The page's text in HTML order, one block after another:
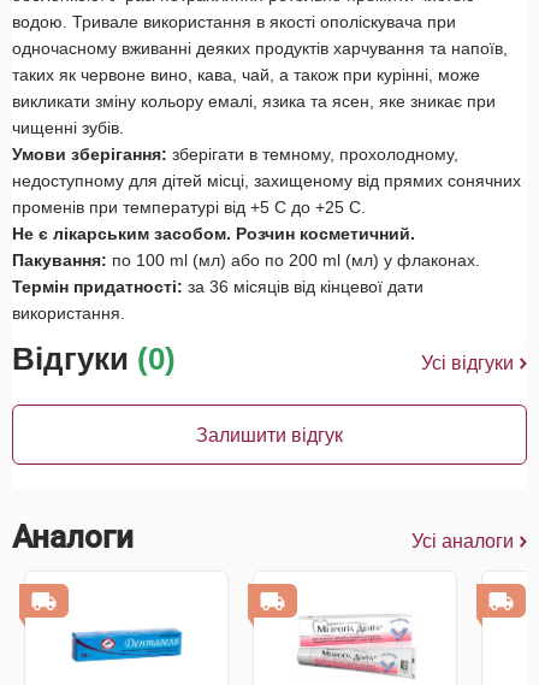
водою. Тривале використання в якості ополіскувача при
одночасному вживанні деяких продуктів харчування та напоїв,
таких як червоне вино, кава, чай, а також при курінні, може
викликати зміну кольору емалі, язика та ясен, яке зникає при
чищенні зубів.
Умови зберігання: зберігати в темному, прохолодному,
недоступному для дітей місці, захищеному від прямих сонячних
променів при температурі від +5 С до +25 С.
Не є лікарським засобом. Розчин косметичний.
Пакування: по 100 ml (мл) або по 200 ml (мл) у флаконах.
Термін придатності: за 36 місяців від кінцевої дати
використання.
Відгуки (0) Усі відгуки
Залишити відгук
Аналоги Усі аналоги